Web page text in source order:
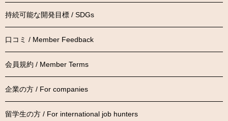
持続可能な開発目標 / SDGs
口コミ / Member Feedback
会員規約 / Member Terms
企業の方 / For companies
留学生の方 / For international job hunters